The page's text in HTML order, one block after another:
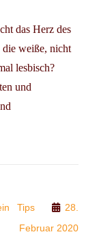
das Herz des
die weiße, nicht
lesbisch?
und
Tips
28.
Februar 2020